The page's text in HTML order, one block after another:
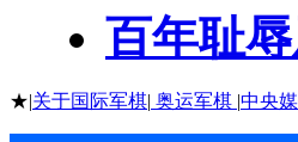
百年耻
★|关于国际军棋| 奥运军棋 |中央